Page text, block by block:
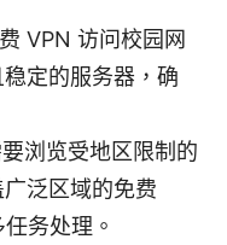
VPN 访问校园网
定的服务器，确
浏览受地区限制的
泛区域的免费
务处理。